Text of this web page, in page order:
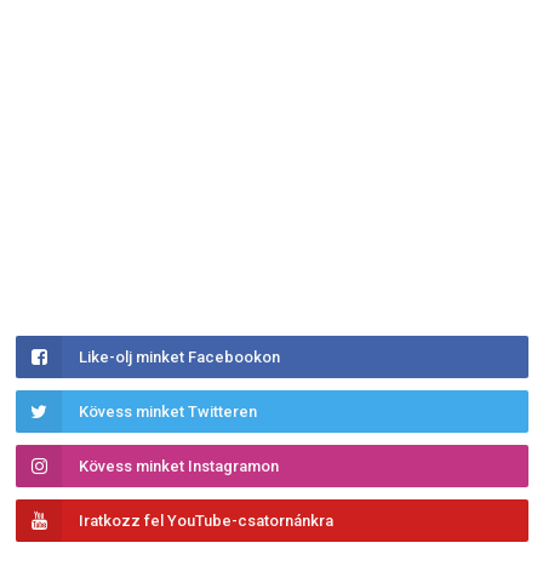
Like-olj minket Facebookon
Kövess minket Twitteren
Kövess minket Instagramon
Iratkozz fel YouTube-csatornánkra